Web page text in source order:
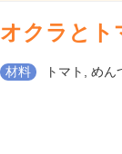
オクラとト
材料 トマト, め